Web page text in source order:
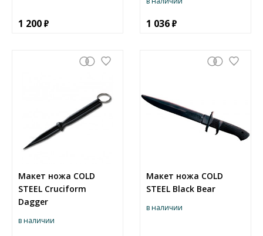
1 200 1 036
Макет ножа COLD
STEEL Cruciform
Dagger
в наличии
Макет ножа COLD
STEEL Black Bear
в наличии